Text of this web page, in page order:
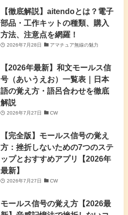
【徹底解説】aitendoとは？電子
部品・工作キットの種類、購入
方法、注意点を網羅！
2026年7月28日 アマチュア無線の魅力
【2026年最新】和文モールス信
号（あいうえお）一覧表｜日本
語の覚え方・語呂合わせを徹底
解説
2026年7月27日 CW
【完全版】モールス信号の覚え
方：挫折しないための7つのステ
ップとおすすめアプリ【2026年
最新】
2026年7月27日 CW
モールス信号の覚え方【2026最